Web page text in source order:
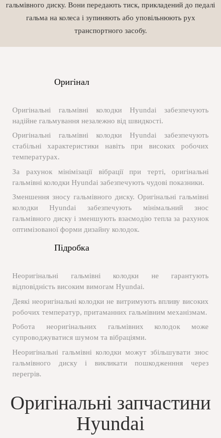
гальмівного диску. Вони передають тиск, прикладений до педалі
гальма на колеса і зупиняють або уповільнюють рух
транспортного засобу.
Оригінал
Оригінальні гальмівні колодки Hyundai забезпечують
надійне гальмування незалежно від швидкості.
Оригінальні гальмівні колодки Hyundai забезпечують
стабільні характеристики навіть при високих робочих
температурах.
За рахунок мінімізації вібрації при терті, оригінальні
гальмівні колодки Hyundai забезпечують чудові показники.
Зменшення зносу гальмівного диску. Оригінальні гальмівні
колодки Hyundai забезпечують мінімальний знос
гальмівного диску і зменшують взаємодію тепла за рахунок
оптимізованої форми дизайну колодок.
Підробка
Неоригінальні гальмівні колодки не гарантують
відповідність високим вимогам Hyundai.
Деякі неоригінальні колодки не витримують впливу високих
робочих температур, притаманних гальмівним механізмам.
Робота неоригінальних гальмівних колодок може
супроводжуватися шумом та вібраціями.
Неоригінальні гальмівні колодки можут збільшувати знос
гальмівного диску і викликати пошкодженння через
перегрів.
Оригінальні запчастини
Hyundai